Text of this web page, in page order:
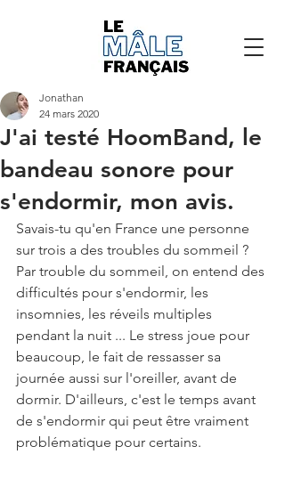
J'ai testé HoomBand, le
bandeau sonore pour
s'endormir, mon avis.
Jonathan
24 mars 2020
Savais-tu qu'en France une personne
sur trois a des troubles du sommeil ?
Par trouble du sommeil, on entend des
difficultés pour s'endormir, les
insomnies, les réveils multiples
pendant la nuit ... Le stress joue pour
beaucoup, le fait de ressasser sa
journée aussi sur l'oreiller, avant de
dormir. D'ailleurs, c'est le temps avant
de s'endormir qui peut être vraiment
problématique pour certains.